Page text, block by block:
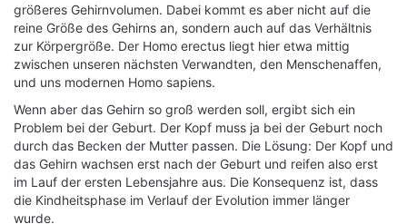
größeres Gehirnvolumen. Dabei kommt es aber nicht auf die
reine Größe des Gehirns an, sondern auch auf das Verhältnis
zur Körpergröße. Der Homo erectus liegt hier etwa mittig
zwischen unseren nächsten Verwandten, den Menschenaffen,
und uns modernen Homo sapiens.
Wenn aber das Gehirn so groß werden soll, ergibt sich ein
Problem bei der Geburt. Der Kopf muss ja bei der Geburt noch
durch das Becken der Mutter passen. Die Lösung: Der Kopf und
das Gehirn wachsen erst nach der Geburt und reifen also erst
im Lauf der ersten Lebensjahre aus. Die Konsequenz ist, dass
die Kindheitsphase im Verlauf der Evolution immer länger
wurde.